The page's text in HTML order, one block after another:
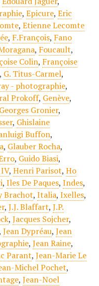
, Epicure, Eric
, Etienne Lecomte
, F.François, Fano
, Foucault,
Colin, Françoise
G. Titus-Carmel,
- photographie,
Prokoff, Genève,
Georges Gronier,
, Ghislaine
Buffon,
, Glauber Rocha,
, Guido Biasi,
, Henri Parisot, Ho
, Iles De Paques, Indes,
Brachot, Italia, Ixelles,
, J.J. Blaffart, J.P.
, Jacques Sojcher,
Jean Dypréau, Jean
, Jean Raine,
Parant, Jean-Marie Le
Michel Pochet,
, Jean-Noel